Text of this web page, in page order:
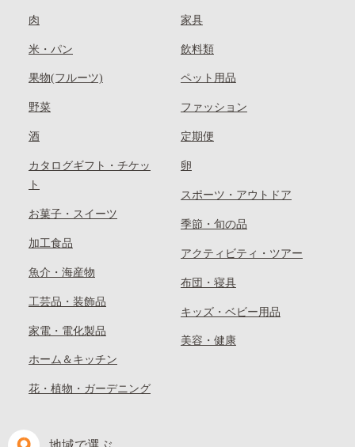
肉
米・パン
果物(フルーツ)
野菜
酒
カタログギフト・チケッ
ト
お菓子・スイーツ
加工食品
魚介・海産物
工芸品・装飾品
家電・電化製品
ホーム＆キッチン
花・植物・ガーデニング
家具
飲料類
ペット用品
ファッション
定期便
卵
スポーツ・アウトドア
季節・旬の品
アクティビティ・ツアー
布団・寝具
キッズ・ベビー用品
美容・健康